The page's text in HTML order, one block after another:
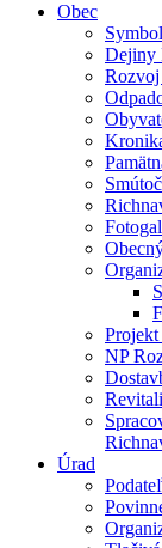
Obec
Dejiny
Rozvoj
NP
Úrad